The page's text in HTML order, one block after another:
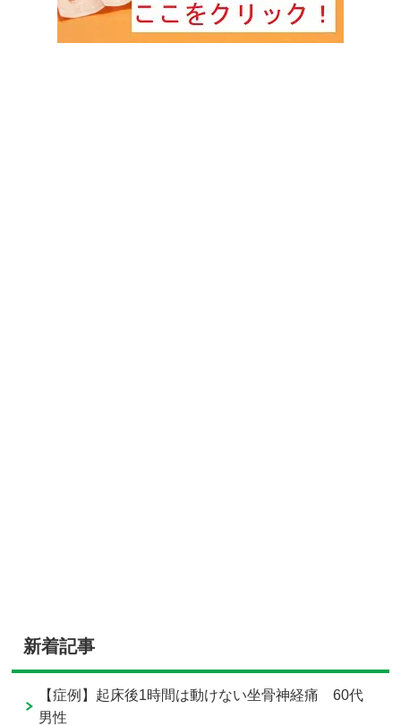
新着記事
【症例】起床後1時間は動けない坐骨神経痛 60代
男性